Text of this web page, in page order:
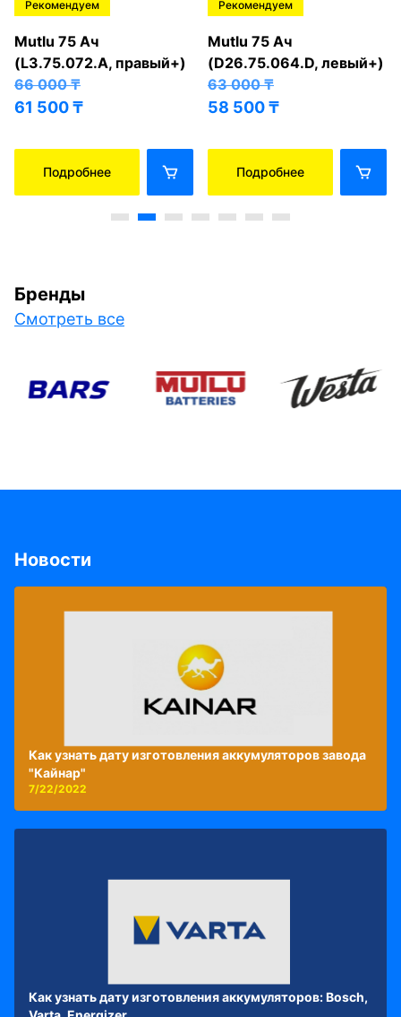
Рекомендуем
Mutlu 75 Ач
(L3.75.072.A, правый+)
66 000₸
61 500₸
Подробнее
Рекомендуем
Mutlu 75 Ач
(D26.75.064.D, левый+)
63 000₸
58 500₸
Подробнее
Бренды
Смотреть все
Новости
Как узнать дату изготовления аккумуляторов завода
"Кайнар"
7/22/2022
Как узнать дату изготовления аккумуляторов: Bosch,